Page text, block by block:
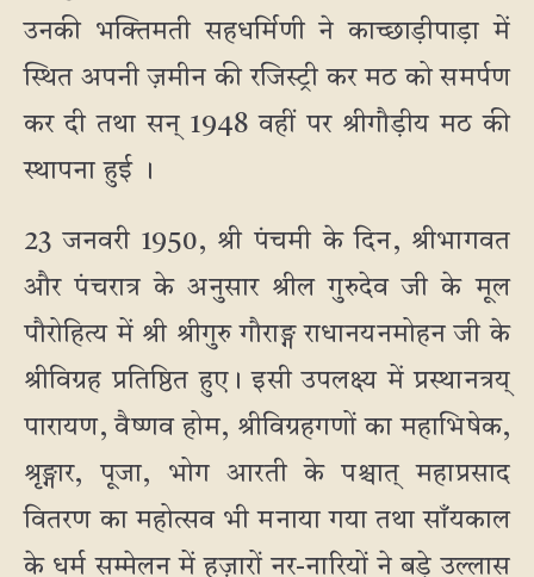
उनकी भक्तिमती सहधर्मिणी ने काच्छाड़ीपाड़ा में
स्थित अपनी ज़मीन की रजिस्ट्री कर मठ को समर्पण
कर दी तथा सन् 1948 वहीं पर श्रीगौड़ीय मठ की
स्थापना हुई ।
23 जनवरी 1950, श्री पंचमी के दिन, श्रीभागवत
और पंचरात्र के अनुसार श्रील गुरुदेव जी के मूल
पौरोहित्य में श्री श्रीगुरु गौराङ्ग राधानयनमोहन जी के
श्रीविग्रह प्रतिष्ठित हुए। इसी उपलक्ष्य में प्रस्थानत्रय्
पारायण, वैष्णव होम, श्रीविग्रहगणों का महाभिषेक,
श्रृङ्गार, पूजा, भोग आरती के पश्चात् महाप्रसाद
वितरण का महोत्सव भी मनाया गया तथा साँयकाल
के धर्म सम्मेलन में हज़ारों नर-नारियों ने बड़े उल्लास